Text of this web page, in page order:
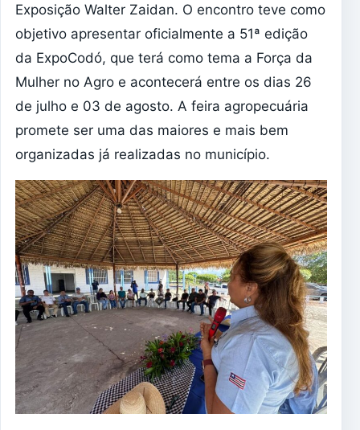
Exposição Walter Zaidan. O encontro teve como
objetivo apresentar oficialmente a 51ª edição
da ExpoCodó, que terá como tema a Força da
Mulher no Agro e acontecerá entre os dias 26
de julho e 03 de agosto. A feira agropecuária
promete ser uma das maiores e mais bem
organizadas já realizadas no município.